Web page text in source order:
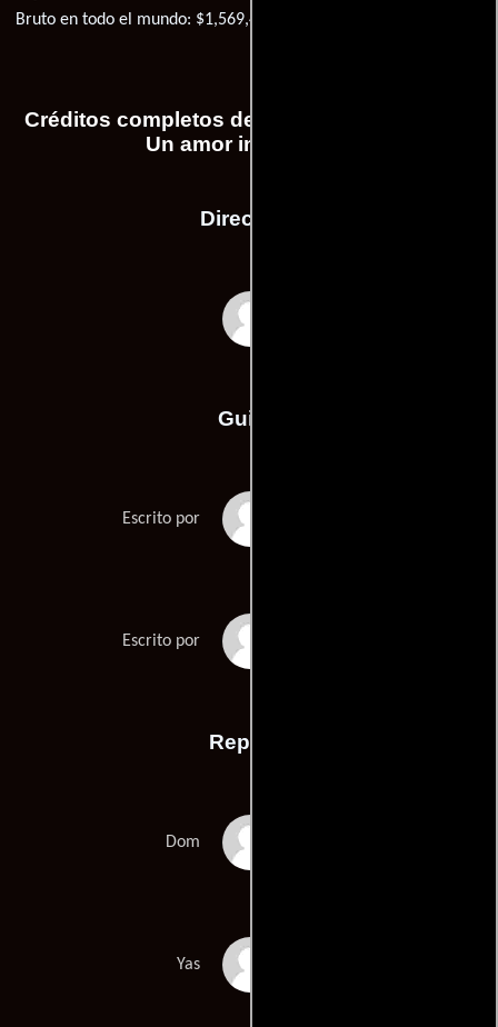
Bruto en todo el mundo: $1,569,407
Créditos completos de la película Rye Lane:
Un amor inesperado
Dirección
Guión
Escrito por
Escrito por
Reparto
Dom
Yas